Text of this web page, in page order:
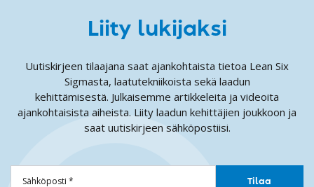
Liity lukijaksi
Uutiskirjeen tilaajana saat ajankohtaista tietoa Lean Six
Sigmasta, laatutekniikoista sekä laadun
kehittämisestä. Julkaisemme artikkeleita ja videoita
ajankohtaisista aiheista. Liity laadun kehittäjien joukkoon ja
saat uutiskirjeen sähköpostiisi.